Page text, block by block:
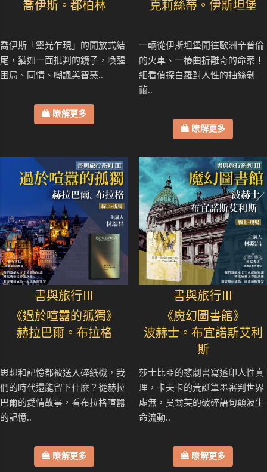
喬伊斯。都柏林
喬伊斯「靈光乍現」的開放式結
尾，猶如一面批判的鏡子，喚醒
困局、同情、嘲諷與智慧..
瞭解更多
克莉絲蒂。伊斯坦堡
一輛從伊斯坦堡開往歐洲辛普倫
的火車、一樁曲折離奇的命案！
細看偵探白羅對人性的抽絲剝
繭..
瞭解更多
書與旅行Ⅲ
《過於喧囂的孤獨》
赫拉巴爾。布拉格
思想和記憶都被送入碎紙機，我
們的時代還能留下什麼？從赫拉
巴爾的愛情故事，看布拉格喧囂
的記憶..
瞭解更多
書與旅行Ⅲ
《魔幻圖書館》
波赫士。布宜諾斯艾利
斯
莎士比亞的悲劇書寫透印人性真
理，卡夫卡的荒誕筆墨審判世界
虛無，吳爾芙的破碎語句顛波生
命流動..
瞭解更多